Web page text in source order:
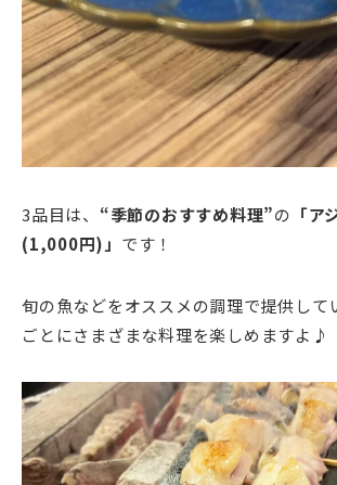
3品目は、 “季節のおすすめ料理”の 「ア
(1,000円)」 です！
旬の魚などをオススメの調理で提供して
ごとにさまざまな料理を楽しめますよ♪